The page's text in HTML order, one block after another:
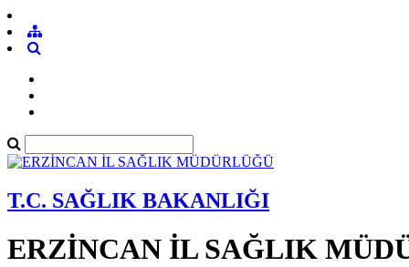
T.C. SAĞLIK BAKANLIĞI
ERZİNCAN İL SAĞLIK